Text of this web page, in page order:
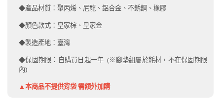
◆產品材質：聚丙烯、尼龍、鋁合金、不銹鋼、橡膠
◆顏色款式：皇家棕、皇家金
◆製造產地：臺灣
◆保固期限：自購買日起一年 (※腳墊組屬於耗材，不在保固期限
內)
▲本商品不提供背袋 需額外加購